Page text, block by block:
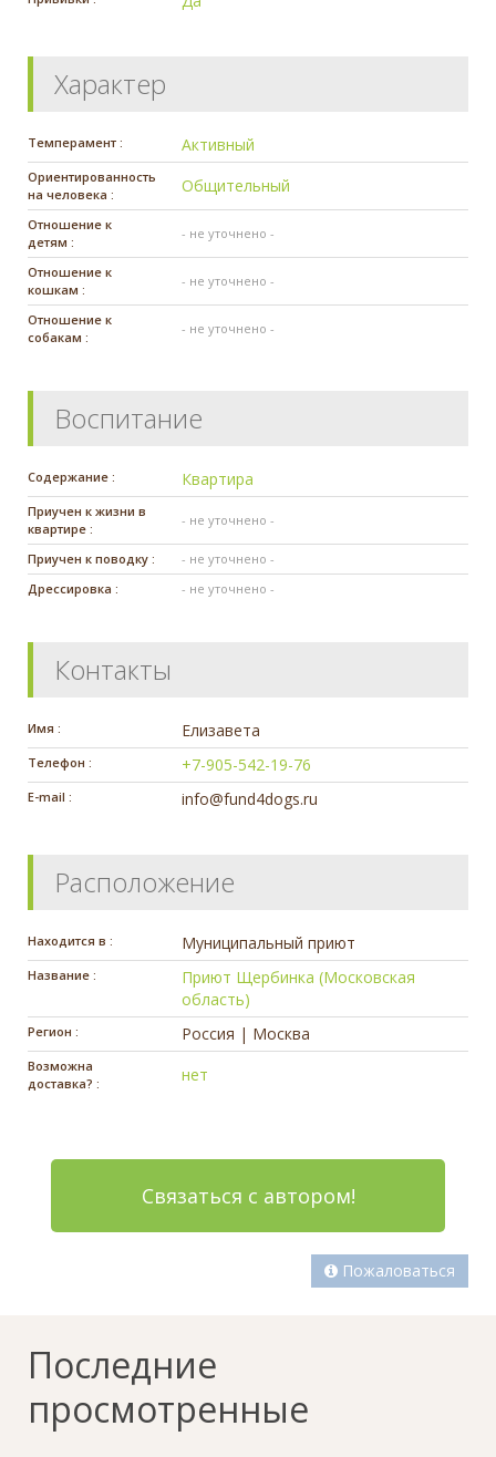
Характер
Темперамент : Активный
Ориентированность
на человека :
Общительный
Отношение к
детям :
- не уточнено -
Отношение к
кошкам :
- не уточнено -
Отношение к
собакам :
- не уточнено -
Воспитание
Содержание : Квартира
Приучен к жизни в
квартире :
- не уточнено -
Приучен к поводку :
- не уточнено -
Дрессировка :
- не уточнено -
Контакты
Имя : Елизавета
Телефон : +7-905-542-19-76
E-mail : info@fund4dogs.ru
Расположение
Находится в : Муниципальный приют
Название :
Приют Щербинка (Московская
область)
Регион : Россия | Москва
Возможна
доставка? :
нет
Связаться с автором!
Пожаловаться
Последние
просмотренные